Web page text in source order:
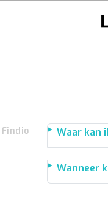
Waar kan
Wanneer